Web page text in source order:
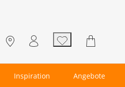
Inspiration Angebote